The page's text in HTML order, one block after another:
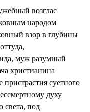
возглас
народом
взор в глубины
муж разумный
христианина
суетного
духу
света, под